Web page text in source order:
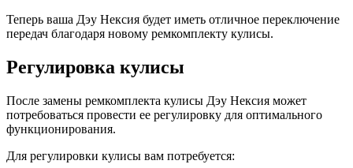
Теперь ваша Дэу Нексия будет иметь отличное переключение
передач благодаря новому ремкомплекту кулисы.
Регулировка кулисы
После замены ремкомплекта кулисы Дэу Нексия может
потребоваться провести ее регулировку для оптимального
функционирования.
Для регулировки кулисы вам потребуется: